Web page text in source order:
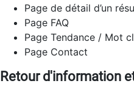
Page de détail d’un
Page FAQ
Page Tendance / Mot
Page Contact
Retour d'information